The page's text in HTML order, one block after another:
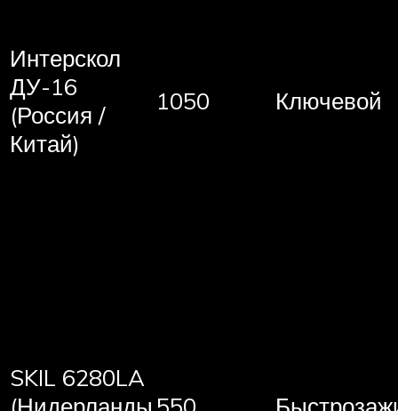
Интерскол
ДУ-16
(Россия /
Китай)
1050 Ключевой
SKIL 6280LA